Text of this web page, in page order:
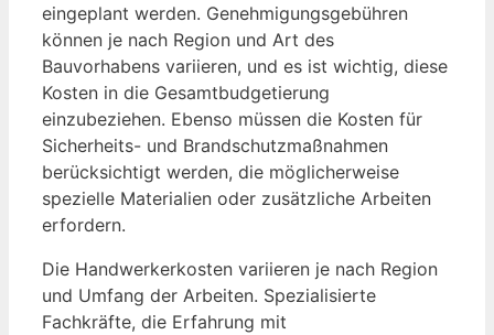
eingeplant werden. Genehmigungsgebühren
können je nach Region und Art des
Bauvorhabens variieren, und es ist wichtig, diese
Kosten in die Gesamtbudgetierung
einzubeziehen. Ebenso müssen die Kosten für
Sicherheits- und Brandschutzmaßnahmen
berücksichtigt werden, die möglicherweise
spezielle Materialien oder zusätzliche Arbeiten
erfordern.
Die Handwerkerkosten variieren je nach Region
und Umfang der Arbeiten. Spezialisierte
Fachkräfte, die Erfahrung mit